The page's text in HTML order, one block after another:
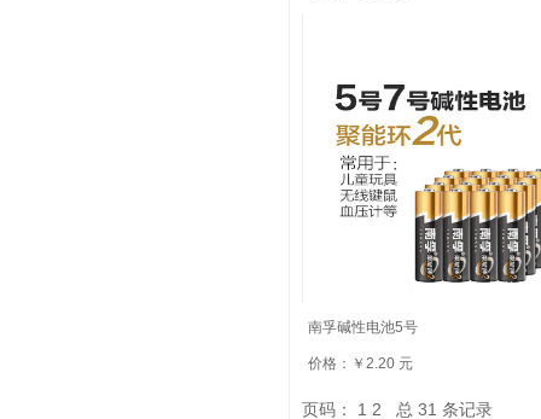
南孚碱性电池5号
价格：￥2.20 元
页码： 1 2 总 31 条记录